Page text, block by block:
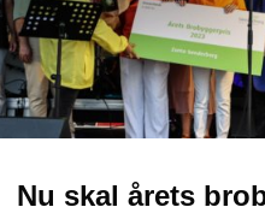
Nu skal årets